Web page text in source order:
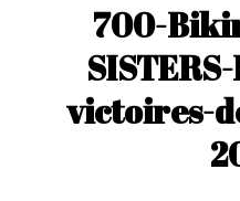
700-
victoires-